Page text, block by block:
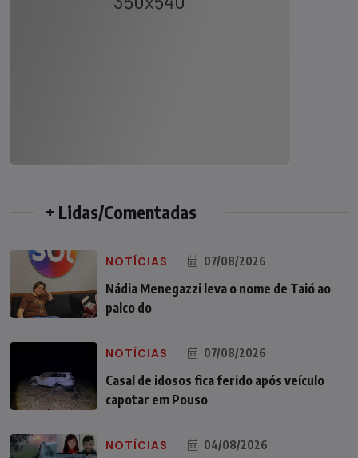
+ Lidas/Comentadas
NOTÍCIAS 07/08/2026
Nádia Menegazzi leva o nome de Taió ao
palco do
NOTÍCIAS 07/08/2026
Casal de idosos fica ferido após veículo
capotar em Pouso
NOTÍCIAS 04/08/2026